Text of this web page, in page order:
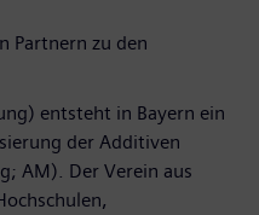
Partnern zu den
entsteht in Bayern ein
der Additiven
AM). Der Verein aus